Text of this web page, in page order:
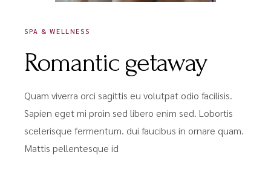
SPA & WELLNESS
Romantic getaway
Quam viverra orci sagittis eu volutpat odio facilisis.
Sapien eget mi proin sed libero enim sed. Lobortis
scelerisque fermentum. dui faucibus in ornare quam.
Mattis pellentesque id